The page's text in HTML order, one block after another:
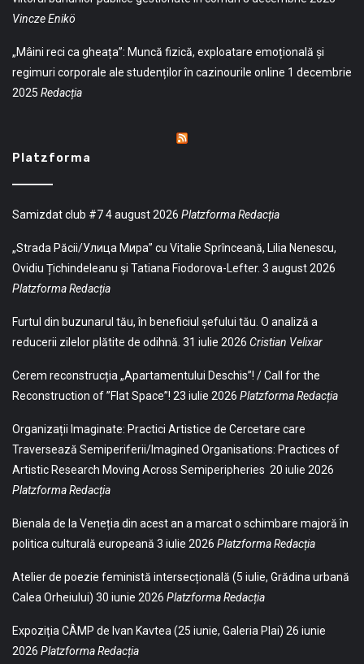
Vincze Enikö
„Mâini reci ca gheața”: Muncă fizică, exploatare emoțională și
regimuri corporale ale studenților în cazinourile online 1 decembrie
2025 Redacția
Platzforma
Samizdat club #74 august 2026 Platzforma Redacția
„Strada Păcii/Улица Мира” cu Vitalie Sprînceană, Lilia Nenescu,
Ovidiu Țichindeleanu și Tatiana Fiodorova-Lefter. 3 august 2026
Platzforma Redacția
Furtul din buzunarul tău, în beneficiul șefului tău. O analiză a
reducerii zilelor plătite de odihnă. 31 iulie 2026 Cristian Velixar
Cerem reconstrucția „Apartamentului Deschis”! / Call for the
Reconstruction of ”Flat Space”! 23 iulie 2026 Platzforma Redacția
Organizații Imaginate: Practici Artistice de Cercetare care
Traversează Semiperiferii/Imagined Organisations: Practices of
Artistic Research Moving Across Semiperipheries 20 iulie 2026
Platzforma Redacția
Bienala de la Veneția din acest an a marcat o schimbare majoră în
politica culturală europeană 3 iulie 2026 Platzforma Redacția
Atelier de poezie feministă intersecțională (5 iulie, Grădina urbană
Calea Orheiului) 30 iunie 2026 Platzforma Redacția
Expoziția CÂMP de Ivan Kavtea (25 iunie, Galeria Plai) 26 iunie
2026 Platzforma Redacția